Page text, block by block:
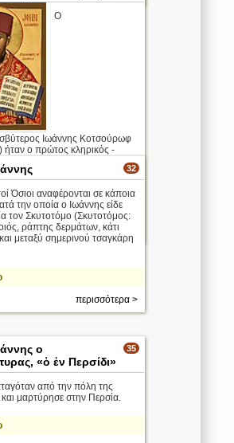
Ο
Ιωάννης Κοτσούρωφ
ήταν ο πρώτος κληρικός -
μετά την αποφοίτησή του
Ακαδημία της Αγίας
...
περισσότερα >
32
Όσιοι αναφέρονται σε κάποια
την οποία ο Ιωάννης είδε
τον Σκυτοτόμο (Σκυτοτόμος:
ράπτης δερμάτων, κάτι
μεταξύ σημερινού τσαγκάρη
περισσότερα >
35
ο
«ὁ ἐν Περσίδι»
από την πόλη της
μαρτύρησε στην Περσία.